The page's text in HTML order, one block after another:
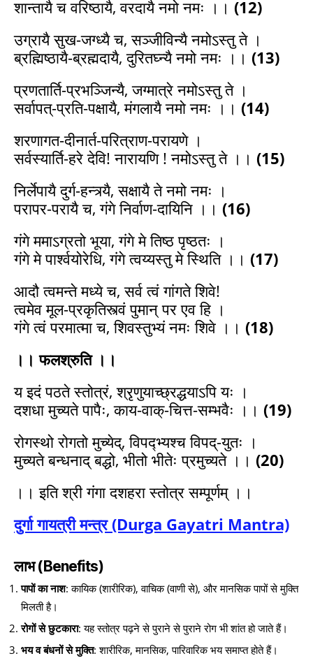
शान्तायै च वरिष्ठायै, वरदायै नमो नमः ।। (12)
उग्रायै सुख-जग्ध्यै च, सञ्जीविन्यै नमोऽस्तु ते ।
ब्रह्मिष्ठायै-ब्रह्मदायै, दुरितघ्न्यै नमो नमः ।। (13)
प्रणतार्ति-प्रभञ्जिन्यै, जग्मात्रे नमोऽस्तु ते ।
सर्वापत्-प्रति-पक्षायै, मंगलायै नमो नमः ।। (14)
शरणागत-दीनार्त-परित्राण-परायणे ।
सर्वस्यार्ति-हरे देवि! नारायणि ! नमोऽस्तु ते ।। (15)
निर्लेपायै दुर्ग-हन्त्र्यै, सक्षायै ते नमो नमः ।
परापर-परायै च, गंगे निर्वाण-दायिनि ।। (16)
गंगे ममाऽग्रतो भूया, गंगे मे तिष्ठ पृष्ठतः ।
गंगे मे पार्श्वयोरेधि, गंगे त्वय्यस्तु मे स्थिति ।। (17)
आदौ त्वमन्ते मध्ये च, सर्व त्वं गांगते शिवे!
त्वमेव मूल-प्रकृतिस्त्वं पुमान् पर एव हि ।
गंगे त्वं परमात्मा च, शिवस्तुभ्यं नमः शिवे ।। (18)
।। फलश्रुति ।।
य इदं पठते स्तोत्रं, श्रृणुयाच्छ्रद्धयाऽपि यः ।
दशधा मुच्यते पापैः, काय-वाक्-चित्त-सम्भवैः ।। (19)
रोगस्थो रोगतो मुच्येद्, विपद्भ्यश्च विपद्-युतः ।
मुच्यते बन्धनाद् बद्धो, भीतो भीतेः प्रमुच्यते ।। (20)
।। इति श्री गंगा दशहरा स्तोत्र सम्पूर्णम् ।।
दुर्गा गायत्री मन्त्र (Durga Gayatri Mantra)
लाभ (Benefits)
पापों का नाश: कायिक (शारीरिक), वाचिक (वाणी से), और मानसिक पापों से मुक्ति
मिलती है।
रोगों से छुटकारा: यह स्तोत्र पढ़ने से पुराने से पुराने रोग भी शांत हो जाते हैं।
भय व बंधनों से मुक्ति: शारीरिक, मानसिक, पारिवारिक भय समाप्त होते हैं।